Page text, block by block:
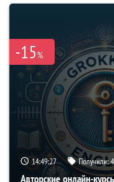
-15%
14:49:26 Получили:4
Авторские онлайн-